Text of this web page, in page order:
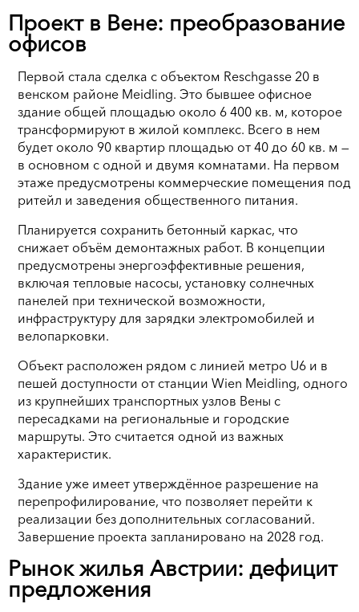
Проект в Вене: преобразование
офисов
Первой стала сделка с объектом Reschgasse 20 в
венском районе Meidling. Это бывшее офисное
здание общей площадью около 6 400 кв. м, которое
трансформируют в жилой комплекс. Всего в нем
будет около 90 квартир площадью от 40 до 60 кв. м —
в основном с одной и двумя комнатами. На первом
этаже предусмотрены коммерческие помещения под
ритейл и заведения общественного питания.
Планируется сохранить бетонный каркас, что
снижает объём демонтажных работ. В концепции
предусмотрены энергоэффективные решения,
включая тепловые насосы, установку солнечных
панелей при технической возможности,
инфраструктуру для зарядки электромобилей и
велопарковки.
Объект расположен рядом с линией метро U6 и в
пешей доступности от станции Wien Meidling, одного
из крупнейших транспортных узлов Вены с
пересадками на региональные и городские
маршруты. Это считается одной из важных
характеристик.
Здание уже имеет утверждённое разрешение на
перепрофилирование, что позволяет перейти к
реализации без дополнительных согласований.
Завершение проекта запланировано на 2028 год.
Рынок жилья Австрии: дефицит
предложения